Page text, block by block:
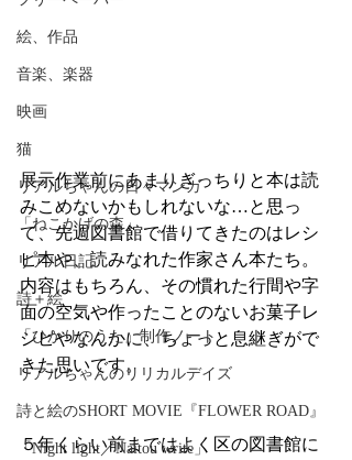
絵、作品
音楽、楽器
映画
猫
リアルちゃんの日々マンガ
「ねこかげの森」
リアル日記
詩＋絵
「ひかりのうた」制作ノート
リアルちゃんのリリカルデイズ
詩と絵のSHORT MOVIE『FLOWER ROAD』
「Night light／Naitou write」
展示作業前にあまりぎっちりと本は読
みこめないかもしれないな…と思っ
て、先週図書館で借りてきたのはレシ
ピ本や、読みなれた作家さん本たち。
内容はもちろん、その慣れた行間や字
面の空気や作ったことのないお菓子レ
シピやなんかに、ちょっと息継ぎがで
きた思いです。
５年くらい前まではよく区の図書館に